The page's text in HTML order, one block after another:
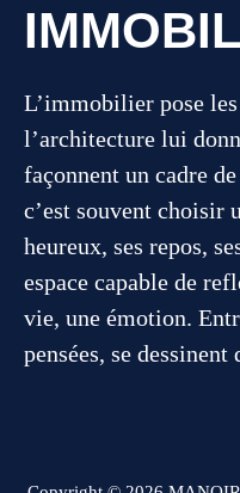
L’immobilier pose
l’architecture lui
façonnent un cadre
c’est souvent choisir
heureux, ses repos,
espace capable de
vie, une émotion.
pensées, se